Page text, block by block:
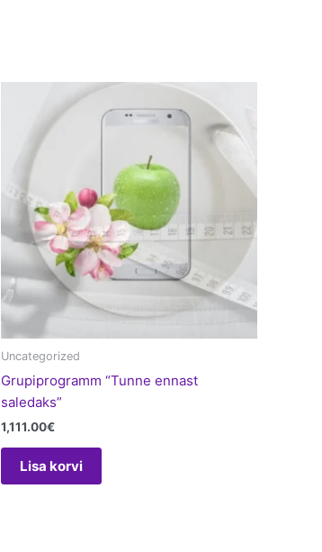
Uncategorized
Grupiprogramm “Tunne ennast
saledaks”
1,111.00€
Lisa korvi